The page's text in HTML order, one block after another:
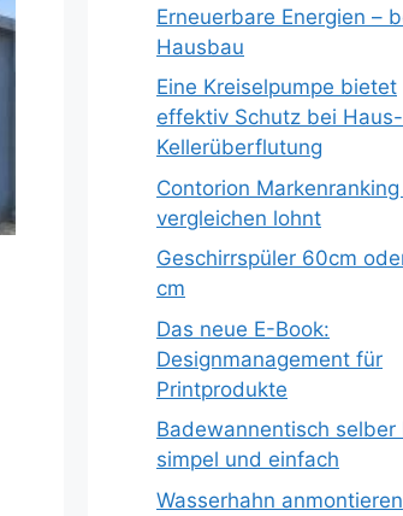
Erneuerbare Energien –
Hausbau
Eine Kreiselpumpe bietet
effektiv Schutz bei
Kellerüberflutung
Contorion Markenranking
vergleichen lohnt
Geschirrspüler 60cm
cm
Das neue E-Book:
Designmanagement für
Printprodukte
Badewannentisch selber
simpel und einfach
Wasserhahn anmontieren